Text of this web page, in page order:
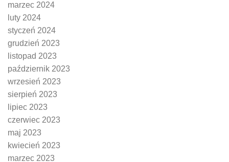
marzec 2024
luty 2024
styczeń 2024
grudzień 2023
listopad 2023
październik 2023
wrzesień 2023
sierpień 2023
lipiec 2023
czerwiec 2023
maj 2023
kwiecień 2023
marzec 2023